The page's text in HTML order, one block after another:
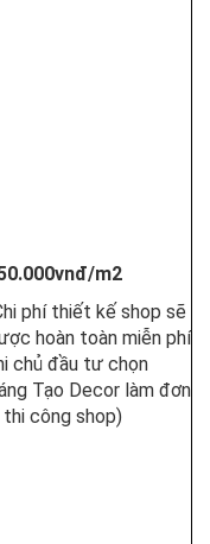
m2
phí thiết kế shop sẽ
hoàn toàn miễn phí
chủ đầu tư chọn
Tạo Decor làm đơn
thi công shop)